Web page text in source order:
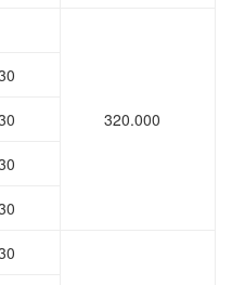
320.000